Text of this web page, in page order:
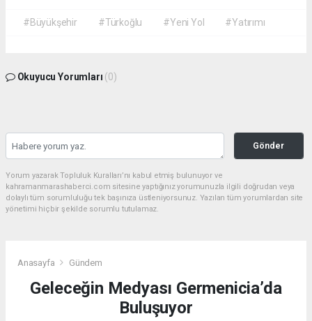
#Büyükşehir #Türkoğlu #Yeni Yol #Yatırımı
Okuyucu Yorumları (0)
Gönder
Yorum yazarak Topluluk Kuralları’nı kabul etmiş bulunuyor ve
kahramanmarashaberci.com sitesine yaptığınız yorumunuzla ilgili doğrudan veya
dolaylı tüm sorumluluğu tek başınıza üstleniyorsunuz. Yazılan tüm yorumlardan site
yönetimi hiçbir şekilde sorumlu tutulamaz.
Anasayfa Gündem
Geleceğin Medyası Germenicia’da
Buluşuyor